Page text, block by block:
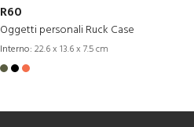
R60
Oggetti personali Ruck Case
Interno: 22.6 x 13.6 x 7.5 cm